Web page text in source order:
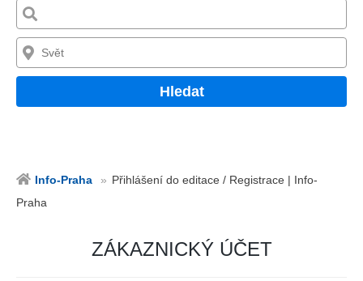
Hledat
Info-Praha
Přihlášení do editace / Registrace | Info-
Praha
ZÁKAZNICKÝ ÚČET